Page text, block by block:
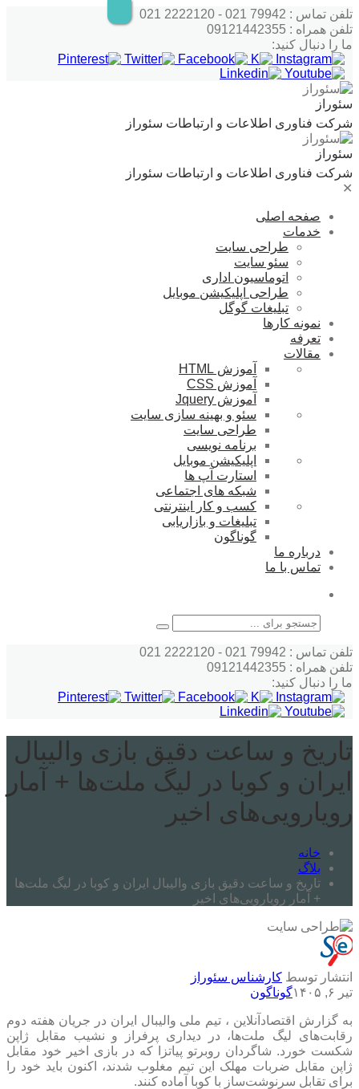
پرش
به
محتوا
تلفن تماس : 79942 021 - 2222120 021
تلفن همراه : 09121442355
ما را دنبال کنید:
سئوراز
شرکت فناوری اطلاعات و ارتباطات سئوراز
سئوراز
شرکت فناوری اطلاعات و ارتباطات سئوراز
✕
صفحه اصلی
خدمات
طراحی سایت
سئو سایت
اتوماسیون اداری
طراحی اپلیکیشن موبایل
تبلیغات گوگل
نمونه کارها
تعرفه
مقالات
آموزش HTML
آموزش CSS
آموزش Jquery
سئو و بهینه سازی سایت
طراحی سایت
برنامه نویسی
اپلیکیشن موبایل
استارت آپ ها
شبکه های اجتماعی
کسب و کار اینترنتی
تبلیغات و بازاریابی
گوناگون
درباره ما
تماس با ما
جستجو
تلفن تماس : 79942 021 - 2222120 021
تلفن همراه : 09121442355
ما را دنبال کنید:
تاریخ و ساعت دقیق بازی والیبال
ایران و کوبا در لیگ ملت‌ها + آمار
رویارویی‌های اخیر
خانه
بلاگ
تاریخ و ساعت دقیق بازی والیبال ایران و کوبا در لیگ ملت‌ها
+ آمار رویارویی‌های اخیر
انتشار توسط کارشناس سئوراز
تیر ۶, ۱۴۰۵
گوناگون
به گزارش اقتصادآنلاین ، تیم ملی والیبال ایران در جریان هفته دوم
رقابت‌های لیگ ملت‌ها، در دیداری پرفراز و نشیب مقابل ژاپن
شکست خورد. شاگردان روبرتو پیاتزا که در بازی اخیر خود مقابل
ژاپن مقابل ضربات مهلک این تیم مغلوب شدند، اکنون باید خود را
برای تقابل سرنوشت‌ساز با کوبا آماده کنند.